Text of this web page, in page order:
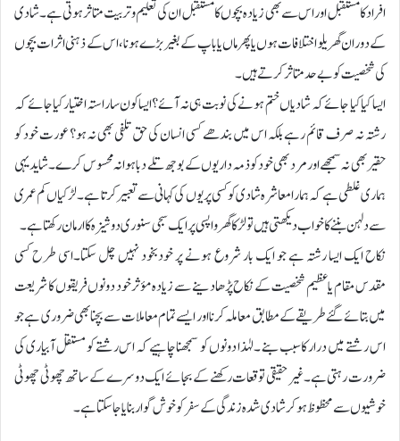
افراد کا مستقبل اور اس سے بھی زیادہ بچوں کا مستقبل ان کی تعلیم وتربیت متاثرہوتی ہے۔شادی
کے دوران گھریلو اختلافات ہوں یاپھر ماں یاباپ کے بغیر بڑے ہونا،اس کے ذہنی اثرات بچوں
کی شخصیت کو بے حد متاثر کرتے ہیں۔
ایسا کیا کیا جائے کہ شادیاں ختم ہونے کی نوبت ہی نہ آئے؟ایساکون ساراستہ اختیار کیاجائے کہ
رشتہ نہ صرف قائم رہے بلکہ اس میں بندھے کسی انسان کی حق تلفی بھی نہ ہو؟ عورت خود کو
حقیر بھی نہ سمجھے اور مرد بھی خود کو ذمہ داریوں کے بوجھ تلے دبا ہوا نہ محسوس کرے۔شاید یہی
ہماری غلطی ہے کہ ہمارا معاشرہ شادی کو کسی پریوں کی کہانی سے تعبیر کرتا ہے۔ لڑکیاں کم عمری
سے دلہن بننے کا خواب دیکھتی ہیں تو لڑکا گھر واپسی پر ایک سجی سنوری دوشیزہ کا ارمان رکھتا ہے۔
نکاح ایک ایسا رشتہ ہے جو ایک بار شروع ہونے پر خودبخود نہیں چل سکتا۔اسی طرح کسی
مقدس مقام یا عظیم شخصیت کے نکاح پڑھادینے سے زیادہ مؤثرخود دونوں فریقوں کا شریعت
میں بتائے گئے طریقے کے مطابق معاملہ کرنا اور ایسے تمام معاملات سے بچنا بھی ضروری ہے جو
اس رشتے میں درار کا سبب بنے ۔لہٰذا دونوں کو سمجھنا چاہیے کہ اس رشتے کو مستقل آبیاری کی
ضرورت رہتی ہے۔غیر حقیقی توقعات رکھنے کے بجائے ایک دوسرے کے ساتھ چھوٹی چھوٹی
خوشیوں سے محظوظ ہو کر شادی شدہ زندگی کے سفر کو خوش گوار بنایا جا سکتا ہے۔